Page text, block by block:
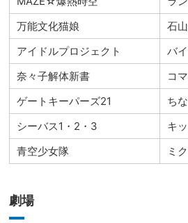
万能文化猫娘
石
アイドルプロジェクト
バ
奈々子解体新書
コ
ゲートキーパーズ21
ち
シーバス1・2・3
キ
青空少女隊
ミク
劇場